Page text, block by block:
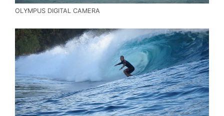
OLYMPUS DIGITAL CAMERA